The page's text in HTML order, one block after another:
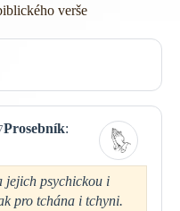
verše
Prosebník:
jejich psychickou i
pro tchána i tchyni.